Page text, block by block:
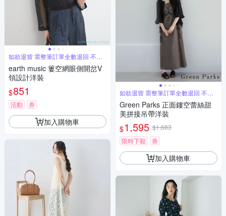
如欲退貨 需整筆訂單全數退回 不能
單退
earth music 簍空網眼側開岔V
領設計洋裝
$851
活動 券
加入購物車
如欲退貨 需整筆訂單全數退回 不能
單退
Green Parks 正面鏤空蕾絲甜
美拼接吊帶洋裝
$1,595 $1,683
限時下殺
券
加入購物車